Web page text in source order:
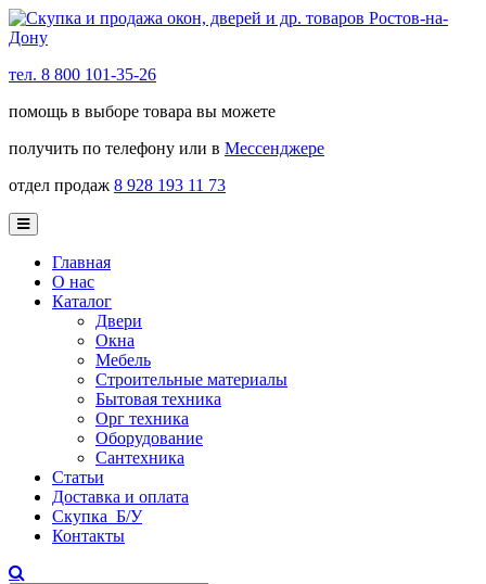
тел. 8 800 101-35-26
помощь в выборе товара вы можете
получить по телефону или в Мессенджере
отдел продаж 8 928 193 11 73
Главная
О нас
Каталог
Двери
Окна
Мебель
Строительные материалы
Бытовая техника
Орг техника
Оборудование
Сантехника
Статьи
Доставка и оплата
Скупка Б/У
Контакты